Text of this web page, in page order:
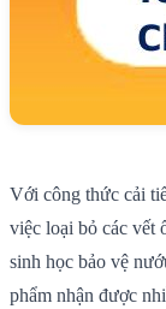
Với công thức cải
việc loại bỏ các vết
sinh học bảo vệ
phẩm nhận được